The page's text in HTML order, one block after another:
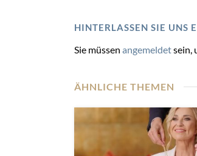
HINTERLASSEN SIE UNS
Sie müssen angemeldetsein,
ÄHNLICHE THEMEN